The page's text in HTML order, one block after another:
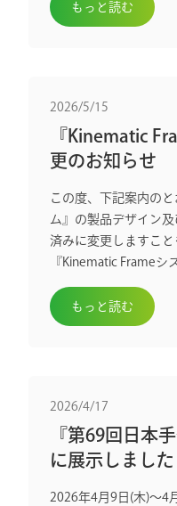
もっと読む
2026/5/15
『Kinematic
更のお知らせ
この度、下記案内の
ム』の製品デザイン
済みに変更しますこと
『Kinematic Frameシ
もっと読む
2026/4/17
『第69回日本
に展示しました
2026年4月9日(木)～4